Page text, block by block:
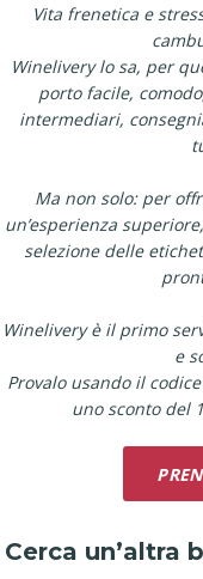
Vita frenetica e
Winelivery lo sa, per
porto facile,
intermediari,
Ma non solo: per
un’esperienza
selezione delle
Winelivery è il primo
e
Provalo usando il codice
uno sconto del
Cerca un’altra